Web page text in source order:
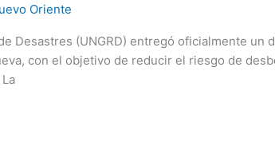
Oriente
Desastres (UNGRD) entregó oficialmente
con el objetivo de reducir el riesgo de